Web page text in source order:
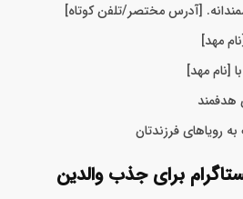
[آدرس مختصر/تلفن کوتاه]
مهد]
[نام مهد]
هدفمند
رویاهای فرزندتان
برای جذب والدین